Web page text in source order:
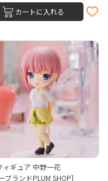
カートに入れる
ィギュア 中野一花
ブランドPLUM SHOP]